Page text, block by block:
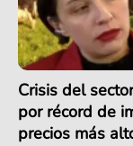
Crisis del
por récord de
precios más